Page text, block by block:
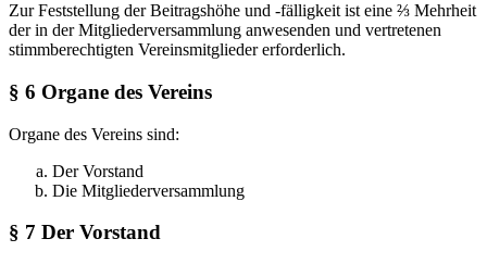
Zur Feststellung der Beitragshöhe und -fälligkeit ist eine ⅔ Mehrheit
der in der Mitgliederversammlung anwesenden und vertretenen
stimmberechtigten Vereinsmitglieder erforderlich.
§ 6 Organe des Vereins
Organe des Vereins sind:
Der Vorstand
Die Mitgliederversammlung
§ 7 Der Vorstand